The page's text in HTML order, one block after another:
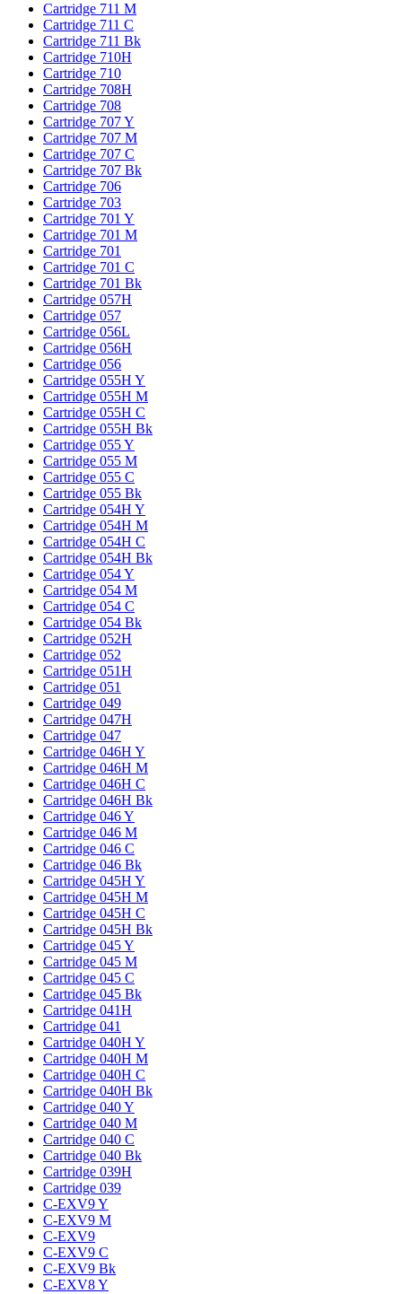
Cartridge 711 M
Cartridge 711 C
Cartridge 711 Bk
Cartridge 710H
Cartridge 710
Cartridge 708H
Cartridge 708
Cartridge 707 Y
Cartridge 707 M
Cartridge 707 C
Cartridge 707 Bk
Cartridge 706
Cartridge 703
Cartridge 701 Y
Cartridge 701 M
Cartridge 701
Cartridge 701 C
Cartridge 701 Bk
Cartridge 057H
Cartridge 057
Cartridge 056L
Cartridge 056H
Cartridge 056
Cartridge 055H Y
Cartridge 055H M
Cartridge 055H C
Cartridge 055H Bk
Cartridge 055 Y
Cartridge 055 M
Cartridge 055 C
Cartridge 055 Bk
Cartridge 054H Y
Cartridge 054H M
Cartridge 054H C
Cartridge 054H Bk
Cartridge 054 Y
Cartridge 054 M
Cartridge 054 C
Cartridge 054 Bk
Cartridge 052H
Cartridge 052
Cartridge 051H
Cartridge 051
Cartridge 049
Cartridge 047H
Cartridge 047
Cartridge 046H Y
Cartridge 046H M
Cartridge 046H C
Cartridge 046H Bk
Cartridge 046 Y
Cartridge 046 M
Cartridge 046 C
Cartridge 046 Bk
Cartridge 045H Y
Cartridge 045H M
Cartridge 045H C
Cartridge 045H Bk
Cartridge 045 Y
Cartridge 045 M
Cartridge 045 C
Cartridge 045 Bk
Cartridge 041H
Cartridge 041
Cartridge 040H Y
Cartridge 040H M
Cartridge 040H C
Cartridge 040H Bk
Cartridge 040 Y
Cartridge 040 M
Cartridge 040 C
Cartridge 040 Bk
Cartridge 039H
Cartridge 039
C-EXV9 Y
C-EXV9 M
C-EXV9
C-EXV9 C
C-EXV9 Bk
C-EXV8 Y